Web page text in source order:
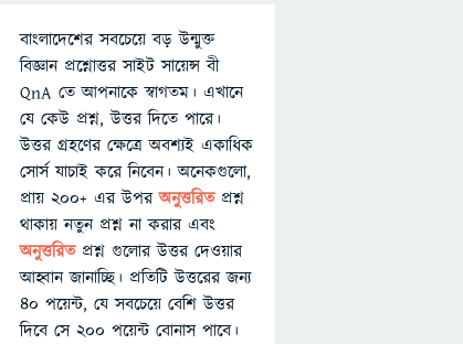
বাংলাদেশের সবচেয়ে বড় উন্মুক্ত
বিজ্ঞান প্রশ্নোত্তর সাইট সায়েন্স বী
QnA তে আপনাকে স্বাগতম। এখানে
যে কেউ প্রশ্ন, উত্তর দিতে পারে।
উত্তর গ্রহণের ক্ষেত্রে অবশ্যই একাধিক
সোর্স যাচাই করে নিবেন। অনেকগুলো,
প্রায় ২০০+ এর উপরঅনুত্তরিতপ্রশ্ন
থাকায় নতুন প্রশ্ন না করার এবং
অনুত্তরিত প্রশ্ন গুলোর উত্তর দেওয়ার
আহ্বান জানাচ্ছি। প্রতিটি উত্তরের জন্য
৪০ পয়েন্ট, যে সবচেয়ে বেশি উত্তর
দিবে সে ২০০ পয়েন্ট বোনাস পাবে।